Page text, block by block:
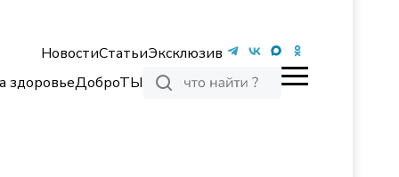
НовостиСтатьиЭксклюзив
здоровьеДоброТЫ